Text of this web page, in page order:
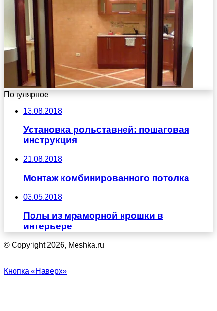
Популярное
13.08.2018
Установка рольставней: пошаговая
инструкция
21.08.2018
Монтаж комбинированного потолка
03.05.2018
Полы из мраморной крошки в
интерьере
© Copyright 2026, Meshka.ru
Кнопка «Наверх»